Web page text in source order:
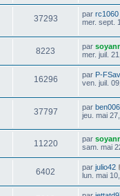
37293 par rc1060
mer. sept.
8223 par
mer. juil.
16296 par P-
ven. juil.
37797 par ben006
jeu. mai
11220 par
sam. mai
6402 par julio42
lun. mai